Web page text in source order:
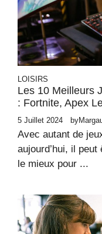
LOISIRS
Les 10 Meilleurs
: Fortnite, Apex
5 Juillet 2024 by
Avec autant de
aujourd’hui, il
le mieux pour ...